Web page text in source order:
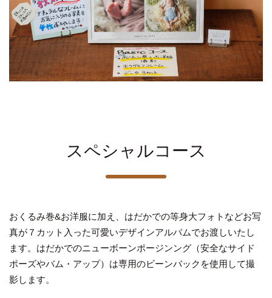
スペシャルコース
おくるみ巻&お洋服に加え、はだかでの等身大フォトなどお写
真が７カット入った可愛いデザインアルバムでお渡しいたし
ます。はだかでのニューボーンポージンング（安全なサイド
ポーズやバム・アップ）は専用のビーンバックを使用して撮
影します。